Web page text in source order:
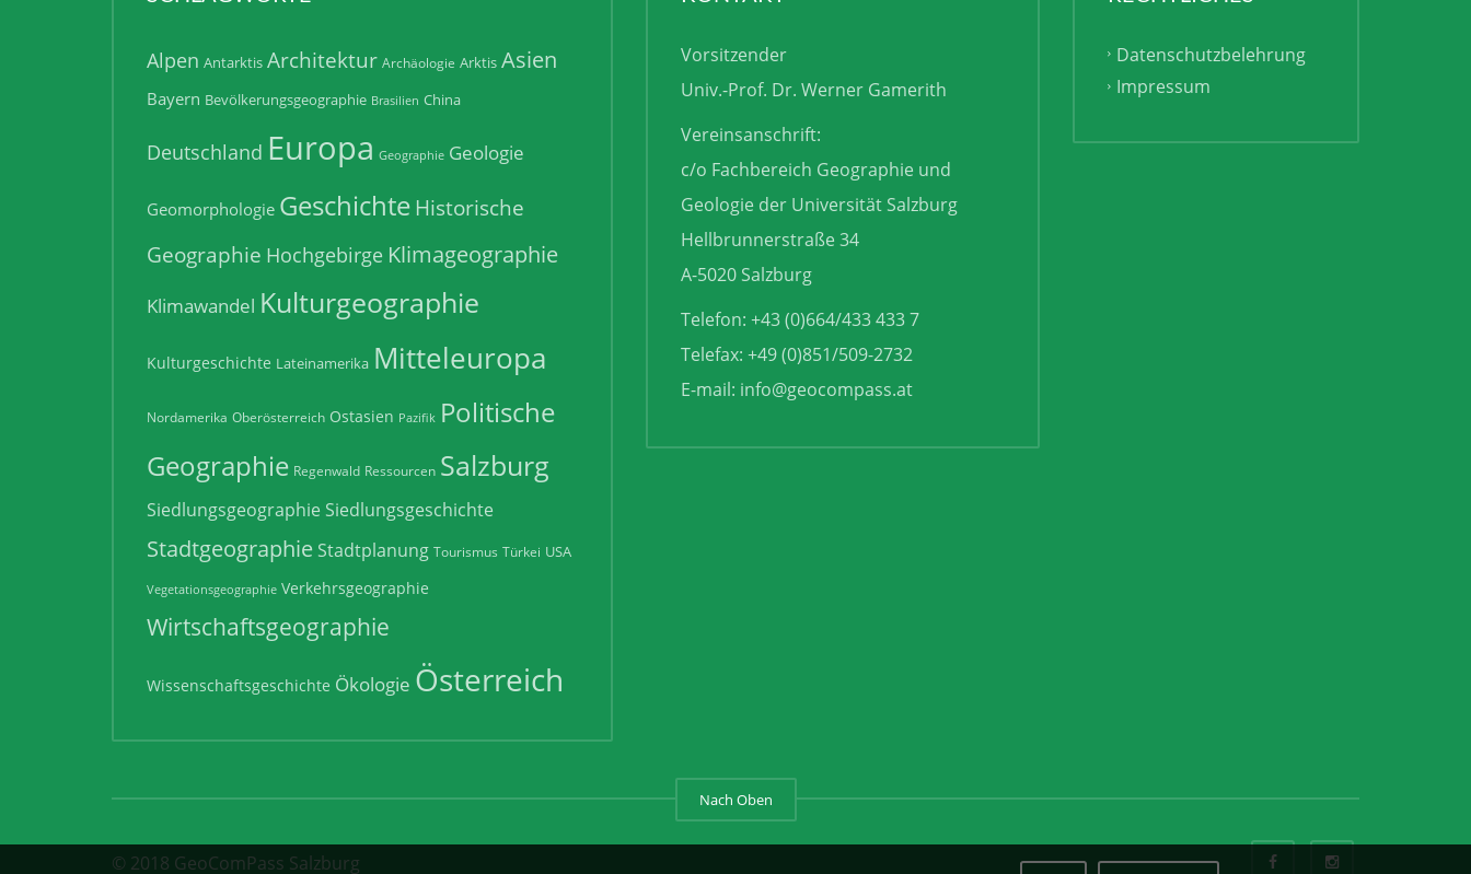
Alpen Antarktis Architektur Archäologie Arktis Asien
Bayern Bevölkerungsgeographie Brasilien China
Deutschland Europa Geographie Geologie
Geomorphologie GeschichteHistorische
Geographie Hochgebirge Klimageographie
Klimawandel Kulturgeographie
Kulturgeschichte Lateinamerika Mitteleuropa
Nordamerika Oberösterreich Ostasien Pazifik Politische
Geographie Regenwald Ressourcen Salzburg
Siedlungsgeographie Siedlungsgeschichte
Stadtgeographie Stadtplanung Tourismus Türkei USA
Vegetationsgeographie Verkehrsgeographie
Wirtschaftsgeographie
Wissenschaftsgeschichte Ökologie Österreich
Vorsitzender
Univ.-Prof. Dr. Werner Gamerith
Vereinsanschrift:
c/o Fachbereich Geographie und
Geologie der Universität Salzburg
Hellbrunnerstraße 34
A-5020 Salzburg
Telefon: +43 (0)664/433 433 7
Telefax: +49 (0)851/509-2732
E-mail: info@geocompass.at
Datenschutzbelehrung
Impressum
Nach Oben
© 2018 GeoComPass Salzburg